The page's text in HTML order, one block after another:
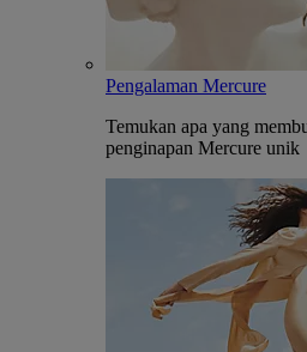
Pengalaman Mercure
Temukan apa yang
penginapan Mercure unik